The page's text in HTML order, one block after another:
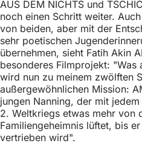
h
h
i
e
r
:
u
e
n
T
a
b
)
AUS DEM NICHTS und
noch einen Schritt weiter.
von beiden, aber mit der
sehr poetischen
übernehmen, sieht Fatih Akin
besonderes Filmprojekt: "Was
wird nun zu meinem zwölften
außergewöhnlichen Mission:
jungen Nanning, der mit
2. Weltkriegs etwas mehr von
Familiengeheimnis lüftet, bis
vertrieben wird".